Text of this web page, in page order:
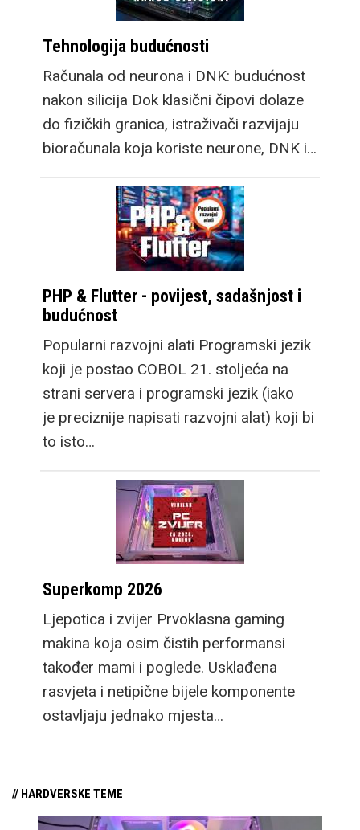
Tehnologija budućnosti
Računala od neurona i DNK: budućnost
nakon silicija Dok klasični čipovi dolaze
do fizičkih granica, istraživači razvijaju
bioračunala koja koriste neurone, DNK i…
PHP & Flutter - povijest, sadašnjost i
budućnost
Popularni razvojni alati Programski jezik
koji je postao COBOL 21. stoljeća na
strani servera i programski jezik (iako
je preciznije napisati razvojni alat) koji bi
to isto…
Superkomp 2026
Ljepotica i zvijer Prvoklasna gaming
makina koja osim čistih performansi
također mami i poglede. Usklađena
rasvjeta i netipične bijele komponente
ostavljaju jednako mjesta…
// HARDVERSKE TEME